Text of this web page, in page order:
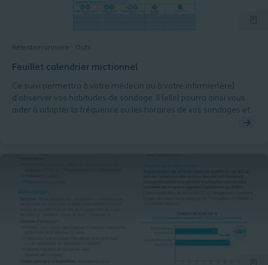
Rétention urinaire Outil
Feuillet calendrier mictionnel
Ce suivi permettra à votre médecin ou à votre infirmier(ère)
d’observer vos habitudes de sondage. Il (elle) pourra ainsi vous
aider à adapter la fréquence ou les horaires de vos sondages et